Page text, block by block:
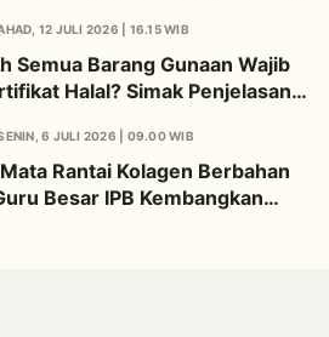
12 JULI 2026 | 16.15 WIB
Semua Barang Gunaan Wajib
Halal? Simak Penjelasan
6 JULI 2026 | 09.00 WIB
Rantai Kolagen Berbahan
Besar IPB Kembangkan